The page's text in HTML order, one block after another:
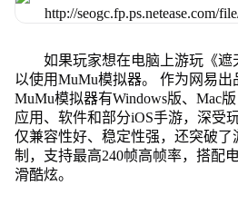
如果玩家想在电脑上游玩《
以使用MuMu模拟器。 作为网易出
MuMu模拟器有Windows版、Mac
应用、软件和部分iOS手游，深受
仅兼容性好、稳定性强，还突破了
制，支持最高240帧高帧率，搭配
滑酷炫。